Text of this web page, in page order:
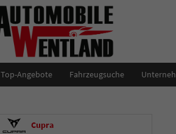
Top-Angebote Fahrzeugsuche
Cupra